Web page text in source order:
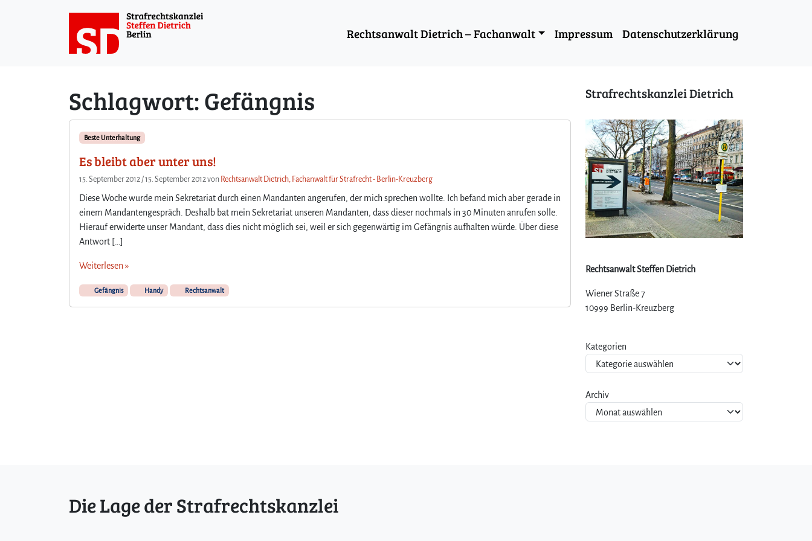
Rechtsanwalt Dietrich – Fachanwalt Impressum Datenschutzerklärung
Schlagwort:Gefängnis
Beste Unterhaltung
Es bleibt aber unter uns!
15. September 2012 /15. September 2012von Rechtsanwalt Dietrich, Fachanwalt für Strafrecht - Berlin-Kreuzberg
Diese Woche wurde mein Sekretariat durch einen Mandanten angerufen, der mich sprechen wollte. Ich befand mich aber gerade in
einem Mandantengespräch. Deshalb bat mein Sekretariat unseren Mandanten, dass dieser nochmals in 30 Minuten anrufen solle.
Hierauf erwiderte unser Mandant, dass dies nicht möglich sei, weil er sich gegenwärtig im Gefängnis aufhalten würde. Über diese
Antwort […]
Weiterlesen »
Gefängnis Handy Rechtsanwalt
Strafrechtskanzlei Dietrich
Rechtsanwalt Steffen Dietrich
Wiener Straße 7
10999 Berlin-Kreuzberg
Kategorien
Archiv
Die Lage der Strafrechtskanzlei